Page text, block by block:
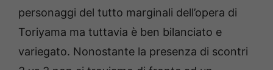
personaggi del tutto marginali dell’opera di
Toriyama ma tuttavia è ben bilanciato e
variegato. Nonostante la presenza di scontri